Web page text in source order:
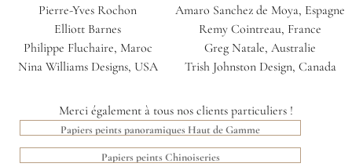
Pierre-Yves Rochon
Elliott Barnes
Philippe Fluchaire, Maroc
Nina Williams Designs, USA
Amaro Sanchez de Moya, Espagne
Remy Cointreau, France
Greg Natale, Australie
Trish Johnston Design, Canada
Merci également à tous nos clients particuliers !
Papiers peints panoramiques Haut de Gamme
Papiers peints Chinoiseries